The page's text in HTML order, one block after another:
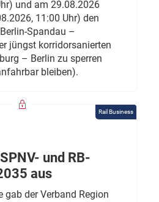
und am 29.08.2026
11:00 Uhr) den
Spandau –
jüngst korridorsanierten
– Berlin zu sperren
bleiben).
Rail Business
und RB-
aus
gab der Verband Region